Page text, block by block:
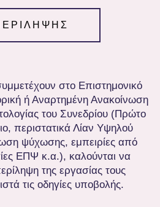
στο Επιστημονικό
ή Αναρτημένη Ανακοίνωση
του Συνεδρίου (Πρώτο
περιστατικά Λίαν Υψηλού
ψύχωσης, εμπειρίες από
ΕΠΨ κ.α.), καλούνται να
της εργασίας τους
τις οδηγίες υποβολής.